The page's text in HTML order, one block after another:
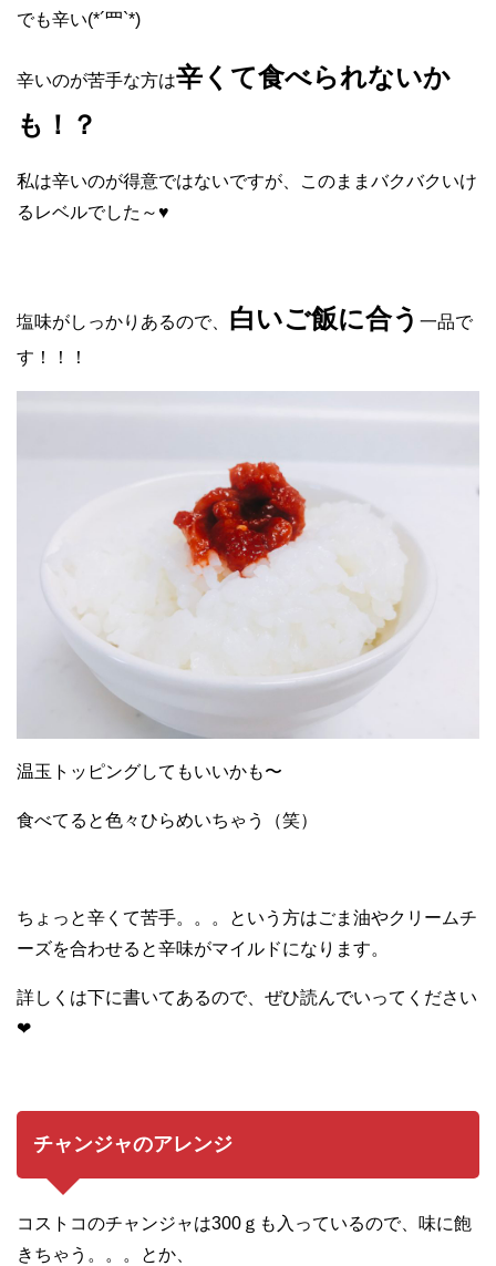
でも辛い(*´罒`*)
辛いのが苦手な方は辛くて食べられないか
も！？
私は辛いのが得意ではないですが、このままバクバクいけ
るレベルでした～♥
塩味がしっかりあるので、 白いご飯に合う 一品で
す！！！
温玉トッピングしてもいいかも〜
食べてると色々ひらめいちゃう（笑）
ちょっと辛くて苦手。。。という方はごま油やクリームチ
ーズを合わせると辛味がマイルドになります。
詳しくは下に書いてあるので、ぜひ読んでいってください
❤︎
チャンジャのアレンジ
コストコのチャンジャは300ｇも入っているので、味に飽
きちゃう。。。とか、